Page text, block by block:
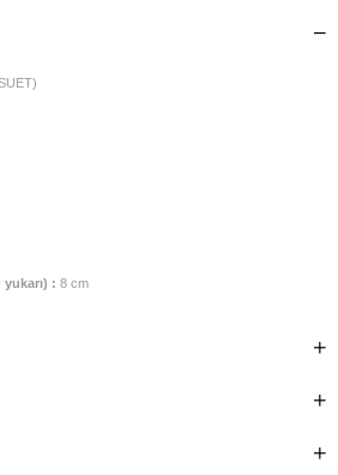
: 8 cm
yapısı ve ince işçiliği ile hem konforlu hem